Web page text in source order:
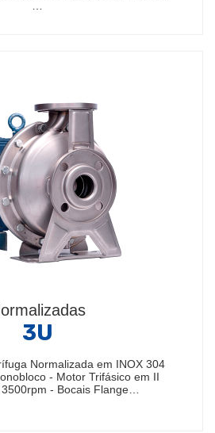
3U
Normalizada em INOX 304
- Motor Trifásico em II
- Bocais Flange…